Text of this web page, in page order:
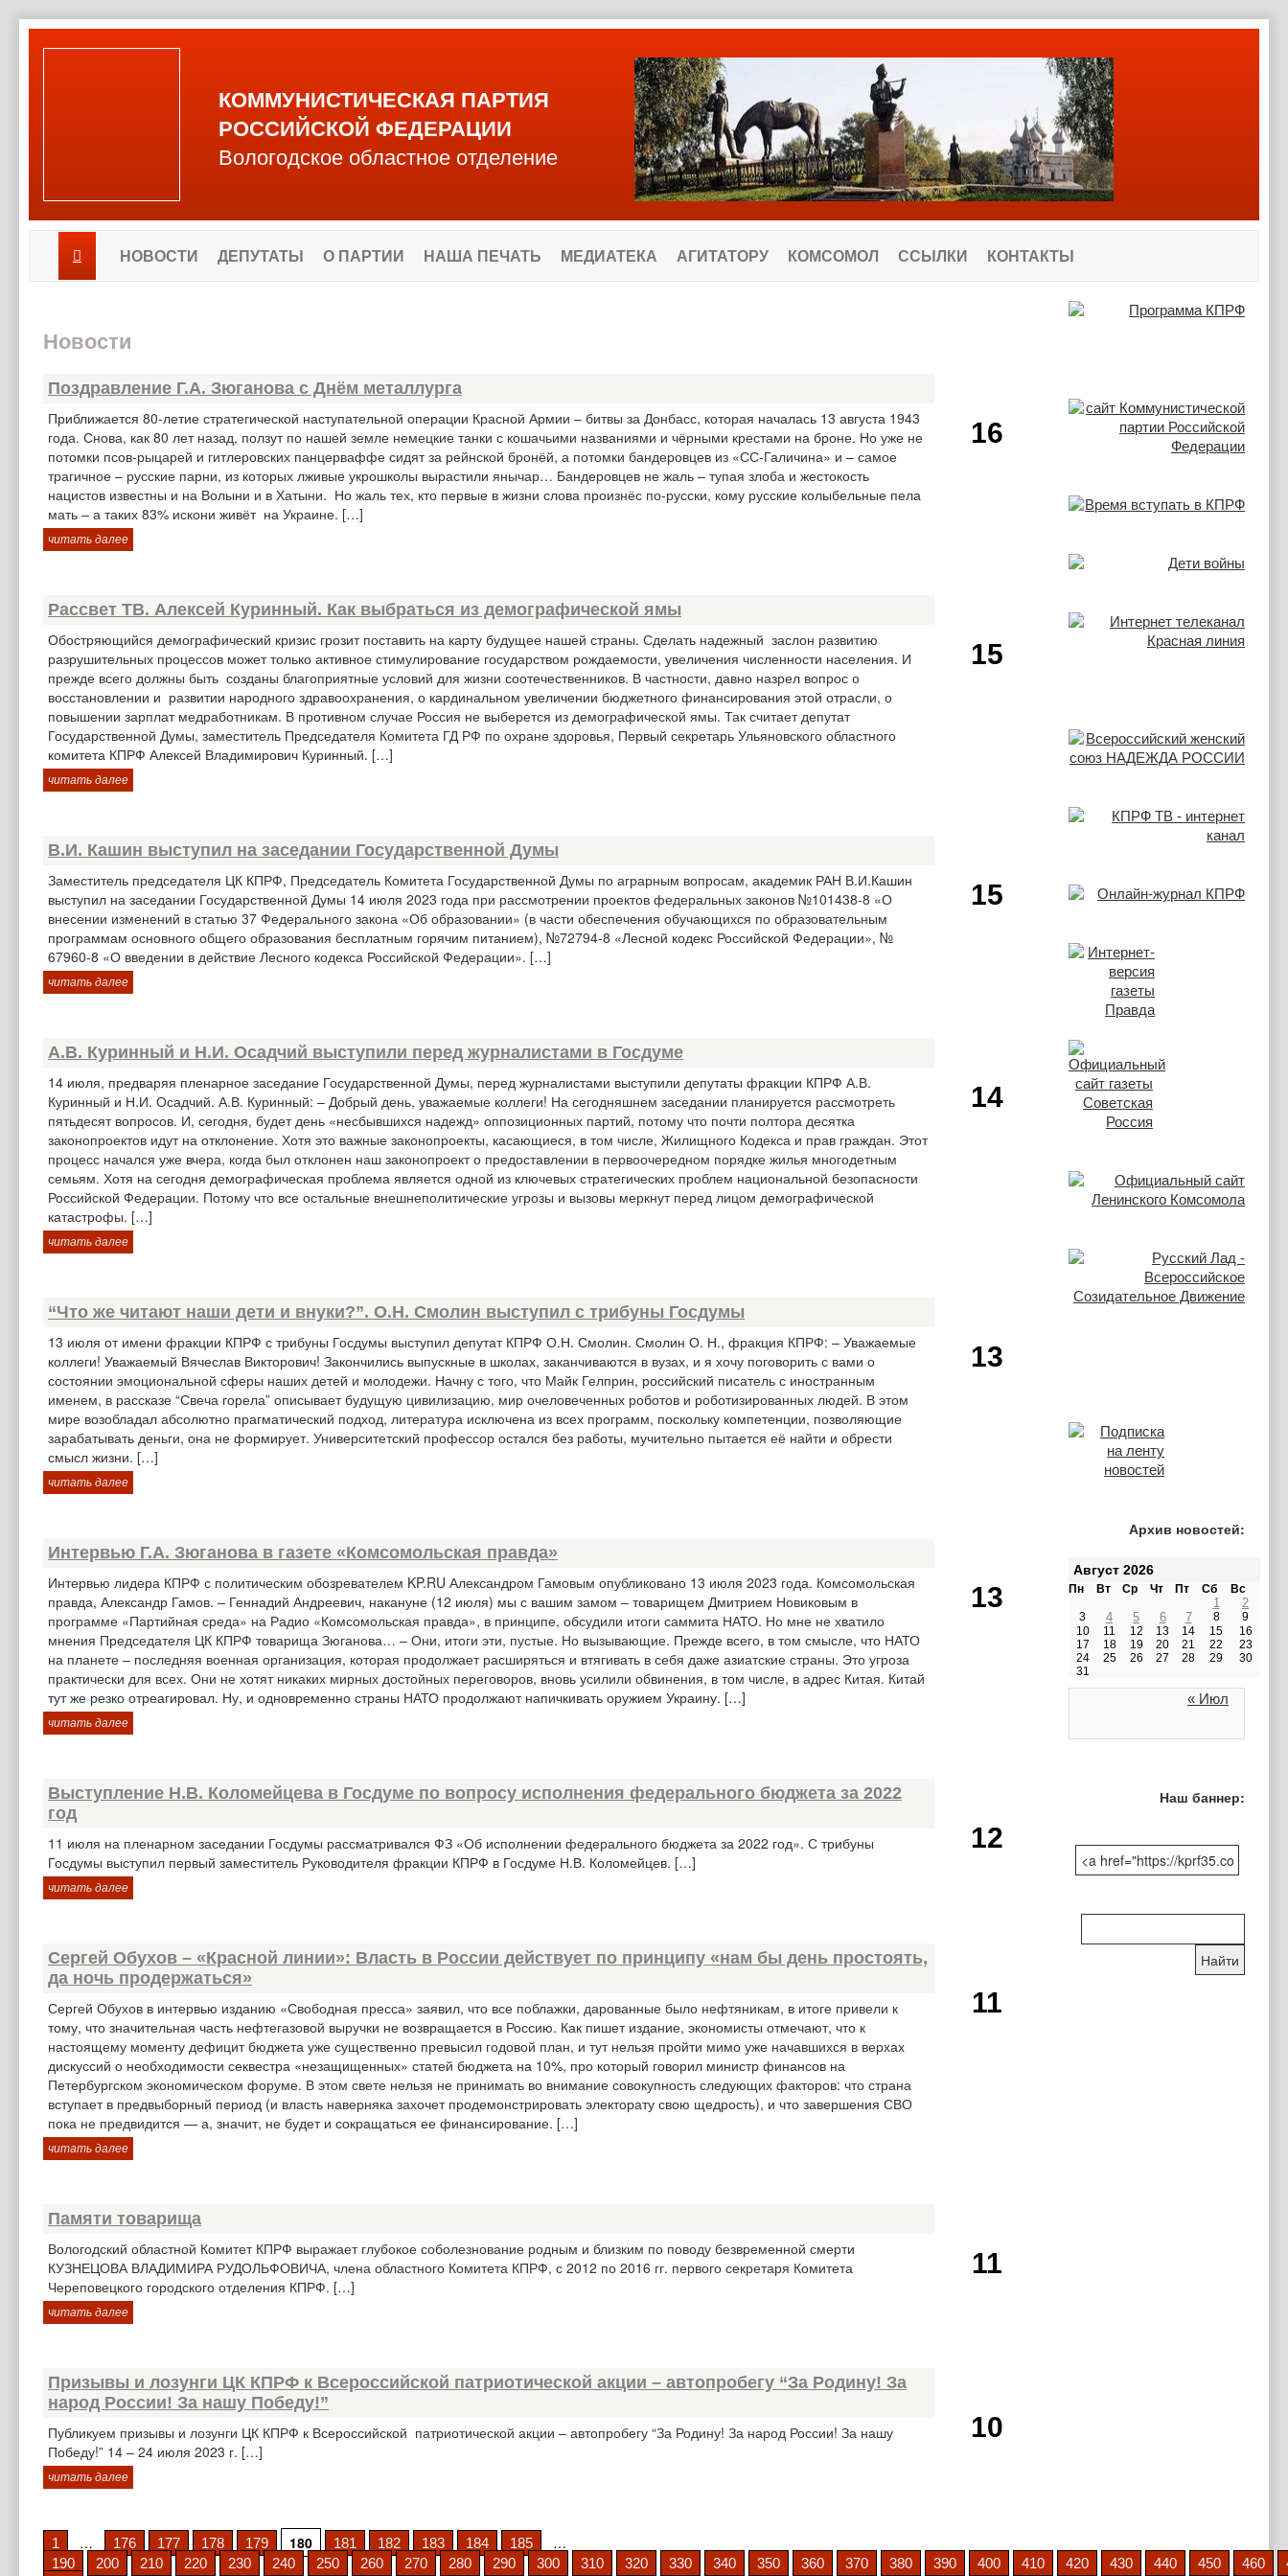
КОММУНИСТИЧЕСКАЯ ПАРТИЯ
РОССИЙСКОЙ ФЕДЕРАЦИИ
Вологодское областное отделение
НОВОСТИ ДЕПУТАТЫ О ПАРТИИ НАША ПЕЧАТЬ МЕДИАТЕКА АГИТАТОРУ КОМСОМОЛ ССЫЛКИ КОНТАКТЫ
Новости
Поздравление Г.А. Зюганова с Днём металлурга
16
Приближается 80-летие стратегической наступательной операции Красной Армии – битвы за Донбасс, которая началась 13 августа 1943
года. Снова, как 80 лет назад, ползут по нашей земле немецкие танки с кошачьими названиями и чёрными крестами на броне. Но уже не
потомки псов-рыцарей и гитлеровских панцерваффе сидят за рейнской бронёй, а потомки бандеровцев из «СС-Галичина» и – самое
трагичное – русские парни, из которых лживые укрошколы вырастили янычар… Бандеровцев не жаль – тупая злоба и жестокость
нацистов известны и на Волыни и в Хатыни. Но жаль тех, кто первые в жизни слова произнёс по-русски, кому русские колыбельные пела
мать – а таких 83% искони живёт на Украине. […]
читать далее
Рассвет ТВ. Алексей Куринный. Как выбраться из демографической ямы
15
Обостряющийся демографический кризис грозит поставить на карту будущее нашей страны. Сделать надежный заслон развитию
разрушительных процессов может только активное стимулирование государством рождаемости, увеличения численности населения. И
прежде всего должны быть созданы благоприятные условий для жизни соотечественников. В частности, давно назрел вопрос о
восстановлении и развитии народного здравоохранения, о кардинальном увеличении бюджетного финансирования этой отрасли, о
повышении зарплат медработникам. В противном случае Россия не выберется из демографической ямы. Так считает депутат
Государственной Думы, заместитель Председателя Комитета ГД РФ по охране здоровья, Первый секретарь Ульяновского областного
комитета КПРФ Алексей Владимирович Куринный. […]
читать далее
В.И. Кашин выступил на заседании Государственной Думы
15
Заместитель председателя ЦК КПРФ, Председатель Комитета Государственной Думы по аграрным вопросам, академик РАН В.И.Кашин
выступил на заседании Государственной Думы 14 июля 2023 года при рассмотрении проектов федеральных законов №101438-8 «О
внесении изменений в статью 37 Федерального закона «Об образовании» (в части обеспечения обучающихся по образовательным
программам основного общего образования бесплатным горячим питанием), №72794-8 «Лесной кодекс Российской Федерации», №
67960-8 «О введении в действие Лесного кодекса Российской Федерации». […]
читать далее
А.В. Куринный и Н.И. Осадчий выступили перед журналистами в Госдуме
14
14 июля, предваряя пленарное заседание Государственной Думы, перед журналистами выступили депутаты фракции КПРФ А.В.
Куринный и Н.И. Осадчий. А.В. Куринный: – Добрый день, уважаемые коллеги! На сегодняшнем заседании планируется рассмотреть
пятьдесят вопросов. И, сегодня, будет день «несбывшихся надежд» оппозиционных партий, потому что почти полтора десятка
законопроектов идут на отклонение. Хотя это важные законопроекты, касающиеся, в том числе, Жилищного Кодекса и прав граждан. Этот
процесс начался уже вчера, когда был отклонен наш законопроект о предоставлении в первоочередном порядке жилья многодетным
семьям. Хотя на сегодня демографическая проблема является одной из ключевых стратегических проблем национальной безопасности
Российской Федерации. Потому что все остальные внешнеполитические угрозы и вызовы меркнут перед лицом демографической
катастрофы. […]
читать далее
“Что же читают наши дети и внуки?”. О.Н. Смолин выступил с трибуны Госдумы
13
13 июля от имени фракции КПРФ с трибуны Госдумы выступил депутат КПРФ О.Н. Смолин. Смолин О. Н., фракция КПРФ: – Уважаемые
коллеги! Уважаемый Вячеслав Викторович! Закончились выпускные в школах, заканчиваются в вузах, и я хочу поговорить с вами о
состоянии эмоциональной сферы наших детей и молодежи. Начну с того, что Майк Гелприн, российский писатель с иностранным
именем, в рассказе “Свеча горела” описывает будущую цивилизацию, мир очеловеченных роботов и роботизированных людей. В этом
мире возобладал абсолютно прагматический подход, литература исключена из всех программ, поскольку компетенции, позволяющие
зарабатывать деньги, она не формирует. Университетский профессор остался без работы, мучительно пытается её найти и обрести
смысл жизни. […]
читать далее
Интервью Г.А. Зюганова в газете «Комсомольская правда»
13
Интервью лидера КПРФ с политическим обозревателем KP.RU Александром Гамовым опубликовано 13 июля 2023 года. Комсомольская
правда, Александр Гамов. – Геннадий Андреевич, накануне (12 июля) мы с вашим замом – товарищем Дмитрием Новиковым в
программе «Партийная среда» на Радио «Комсомольская правда», в принципе, обсудили итоги саммита НАТО. Но мне не хватило
мнения Председателя ЦК КПРФ товарища Зюганова… – Они, итоги эти, пустые. Но вызывающие. Прежде всего, в том смысле, что НАТО
на планете – последняя военная организация, которая продолжает расширяться и втягивать в себя даже азиатские страны. Это угроза
практически для всех. Они не хотят никаких мирных достойных переговоров, вновь усилили обвинения, в том числе, в адрес Китая. Китай
тут же резко отреагировал. Ну, и одновременно страны НАТО продолжают напичкивать оружием Украину. […]
читать далее
Выступление Н.В. Коломейцева в Госдуме по вопросу исполнения федерального бюджета за 2022
год
12
11 июля на пленарном заседании Госдумы рассматривался ФЗ «Об исполнении федерального бюджета за 2022 год». С трибуны
Госдумы выступил первый заместитель Руководителя фракции КПРФ в Госдуме Н.В. Коломейцев. […]
читать далее
Сергей Обухов – «Красной линии»: Власть в России действует по принципу «нам бы день простоять,
да ночь продержаться»
11
Сергей Обухов в интервью изданию «Свободная пресса» заявил, что все поблажки, дарованные было нефтяникам, в итоге привели к
тому, что значительная часть нефтегазовой выручки не возвращается в Россию. Как пишет издание, экономисты отмечают, что к
настоящему моменту дефицит бюджета уже существенно превысил годовой план, и тут нельзя пройти мимо уже начавшихся в верхах
дискуссий о необходимости секвестра «незащищенных» статей бюджета на 10%, про который говорил министр финансов на
Петербургском экономическом форуме. В этом свете нельзя не принимать во внимание совокупность следующих факторов: что страна
вступает в предвыборный период (и власть наверняка захочет продемонстрировать электорату свою щедрость), и что завершения СВО
пока не предвидится — а, значит, не будет и сокращаться ее финансирование. […]
читать далее
Памяти товарища
11
Вологодский областной Комитет КПРФ выражает глубокое соболезнование родным и близким по поводу безвременной смерти
КУЗНЕЦОВА ВЛАДИМИРА РУДОЛЬФОВИЧА, члена областного Комитета КПРФ, с 2012 по 2016 гг. первого секретаря Комитета
Череповецкого городского отделения КПРФ. […]
читать далее
Призывы и лозунги ЦК КПРФ к Всероссийской патриотической акции – автопробегу “За Родину! За
народ России! За нашу Победу!”
10
Публикуем призывы и лозунги ЦК КПРФ к Всероссийской патриотической акции – автопробегу “За Родину! За народ России! За нашу
Победу!” 14 – 24 июля 2023 г. […]
читать далее
1 … 176 177 178 179 180 181 182 183 184 185 …
190 200 210 220 230 240 250 260 270 280 290 300 310 320 330 340 350 360 370 380 390 400 410 420 430 440 450 460
Архив новостей:
Август 2026
Пн Вт Ср Чт Пт Сб Вс
1 2
3 4 5 6 7 8
9
10
11 12 13 14 15
16
17
18 19 20 21 22
23
24
25 26 27 28 29
30
31
« Июл
Наш баннер:
по